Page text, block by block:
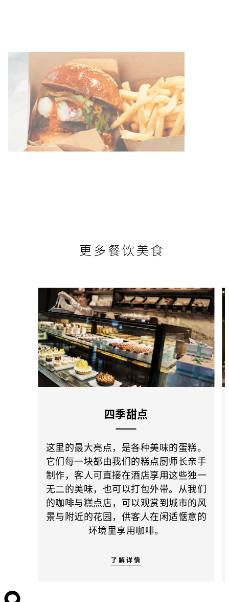
更多餐饮美食
四季甜点
这里的最大亮点，是各种美味的蛋糕。
它们每一块都由我们的糕点厨师长亲手
制作，客人可直接在酒店享用这些独一
无二的美味，也可以打包外带。从我们
的咖啡与糕点店，可以观赏到城市的风
景与附近的花园，供客人在闲适惬意的
环境里享用咖啡。
了解详情